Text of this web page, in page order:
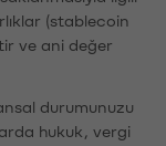
(stablecoin
ve ani değer
durumunuzu
hukuk, vergi